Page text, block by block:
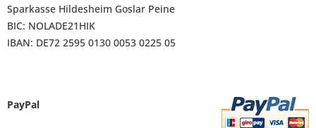
Sparkasse Hildesheim Goslar Peine
BIC: NOLADE21HIK
IBAN: DE72 2595 0130 0053 0225 05
PayPal